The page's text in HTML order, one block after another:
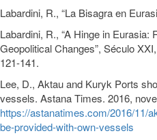
Labardini, R., “La Bisagra en
Labardini, R., “A Hinge in Eurasia:
Geopolitical Changes”, Século
121-141.
Lee, D., Aktau and Kuryk Ports
vessels. Astana Times. 2016,
https://astanatimes.com/2016/11/
be-provided-with-own-vessels